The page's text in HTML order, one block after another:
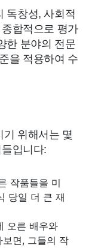
독창성, 사회적
합적으로 평가
한 분야의 전문
을 적용하여 수
위해서는 몇
입니다:
작품들을 미
당일 더 큰 재
오른 배우와
면, 그들의 작